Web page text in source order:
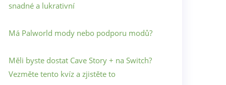
snadné a lukrativní
Má Palworld mody nebo podporu modů?
Měli byste dostat Cave Story + na Switch?
Vezměte tento kvíz a zjistěte to